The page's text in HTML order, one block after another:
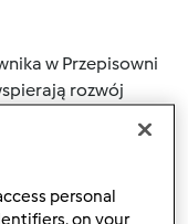
w Przepisowni
rozwój
przez punkty.
automatycznie
personal
on your